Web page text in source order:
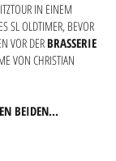
IN EINEM
SL OLDTIMER, BEVOR
VOR DERBRASSERIE
VON CHRISTIAN
BEIDEN...